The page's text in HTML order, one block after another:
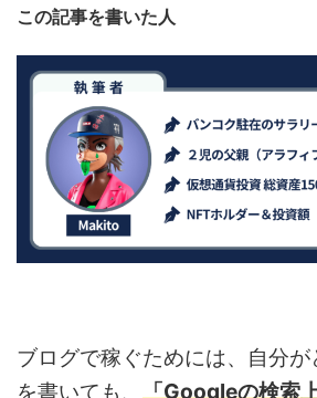
この記事を書いた人
ブログで稼ぐためには、自分
を書いても、 「Googleの検索